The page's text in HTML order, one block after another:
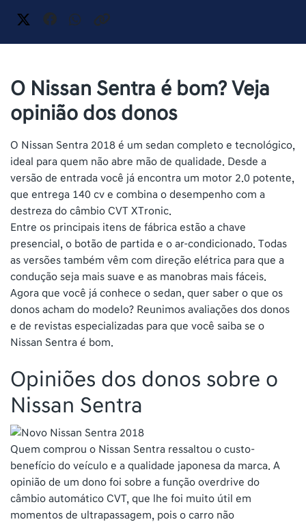
O Nissan Sentra é bom? Veja
opinião dos donos
O Nissan Sentra 2018 é um sedan completo e tecnológico,
ideal para quem não abre mão de qualidade. Desde a
versão de entrada você já encontra um motor 2.0 potente,
que entrega 140 cv e combina o desempenho com a
destreza do câmbio CVT XTronic.
Entre os principais itens de fábrica estão a chave
presencial, o botão de partida e o ar-condicionado. Todas
as versões também vêm com direção elétrica para que a
condução seja mais suave e as manobras mais fáceis.
Agora que você já conhece o sedan, quer saber o que os
donos acham do modelo? Reunimos avaliações dos donos
e de revistas especializadas para que você saiba se o
Nissan Sentra é bom.
Opiniões dos donos sobre o
Nissan Sentra
Quem comprou o Nissan Sentra ressaltou o custo-
benefício do veículo e a qualidade japonesa da marca. A
opinião de um dono foi sobre a função overdrive do
câmbio automático CVT, que lhe foi muito útil em
momentos de ultrapassagem, pois o carro não